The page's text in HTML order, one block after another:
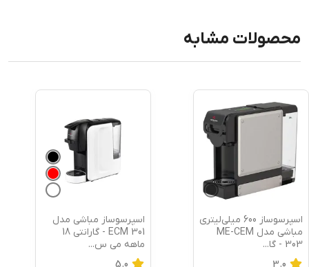
محصولات مشابه
اسپرسوساز مباشی مدل
ماهه می س
اسپرسو ساز 1500 میلی‌لیتر
مباشی مدل 2117 -
گارانتی...